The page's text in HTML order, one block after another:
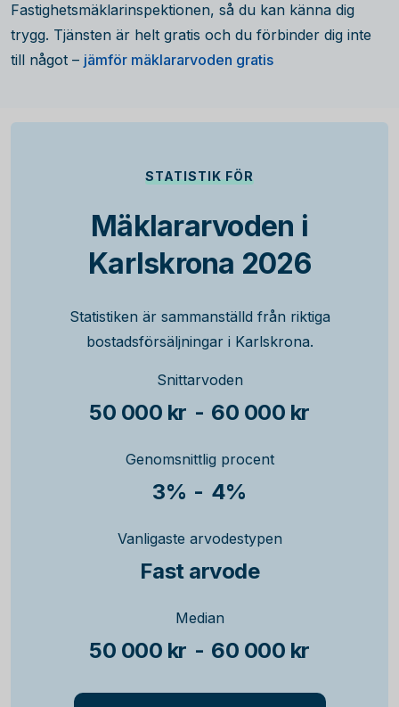
Fastighetsmäklarinspektionen, så du kan känna dig
trygg. Tjänsten är helt gratis och du förbinder dig inte
till något – jämför mäklararvoden gratis
STATISTIK FÖR
Mäklararvoden i
Karlskrona 2026
Statistiken är sammanställd från riktiga
bostadsförsäljningar i Karlskrona.
Snittarvoden
50 000 kr - 60 000 kr
Genomsnittlig procent
3% - 4%
Vanligaste arvodestypen
Fast arvode
Median
50 000 kr - 60 000 kr